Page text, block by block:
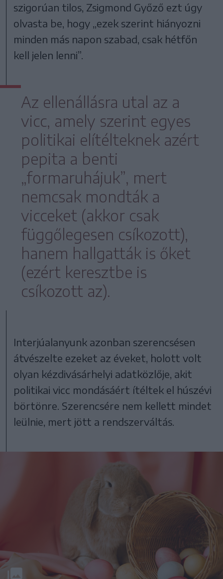
szigorúan tilos, Zsigmond Győző ezt úgy
olvasta be, hogy „ezek szerint hiányozni
minden más napon szabad, csak hétfőn
kell jelen lenni”.
Az ellenállásra utal az a
vicc, amely szerint egyes
politikai elítélteknek azért
pepita a benti
„formaruhájuk”, mert
nemcsak mondták a
vicceket (akkor csak
függőlegesen csíkozott),
hanem hallgatták is őket
(ezért keresztbe is
csíkozott az).
Interjúalanyunk azonban szerencsésen
átvészelte ezeket az éveket, holott volt
olyan kézdivásárhelyi adatközlője, akit
politikai vicc mondásáért ítéltek el húszévi
börtönre. Szerencsére nem kellett mindet
leülnie, mert jött a rendszerváltás.